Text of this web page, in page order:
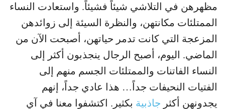
مظهرهن في التلاشي شيئاً فشيئاً. واستعادت النساء
الممتلئات مكانتهن، والنظرة السيئة إلى زوائدهن
المزعجة التي كانت تدمر حياتهن، أصبحت الآن من
الماضي. اليوم، أصبح الرجال ينجذبون أكثر إلى
النساء الفاتنات والممتلئات الجسم منهم إلى
الفتيات النحيفات جداً… هذا عادي جداً، إنهم
يجدونهن أكثر جاذبية بكثير. اكتشفوا معنا في آي